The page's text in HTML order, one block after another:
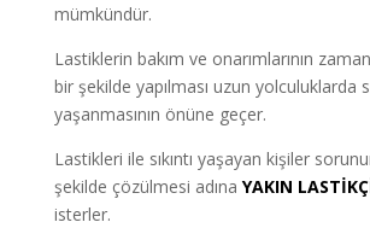
mümkündür.
Lastiklerin bakım ve onarımlarının
bir şekilde yapılması uzun yolculuklarda
yaşanmasının önüne geçer.
Lastikleri ile sıkıntı yaşayan kişiler
şekilde çözülmesi adına YAKIN
isterler.